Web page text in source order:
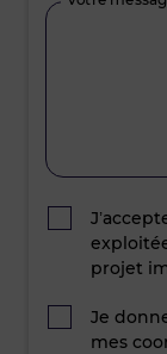
projet
Je
mes